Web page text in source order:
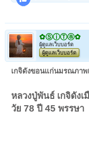
✿ⓈⓘⓉⓐ✿
ผู้ดูแลเว็บบอร์ด
ผู้ดูแลเว็บบอร์ด
เกจิดังขอนแก่นมรณภาพ
หลวงปู่พันธ์ เกจิดัง
วัย 78 ปี 45 พรรษา